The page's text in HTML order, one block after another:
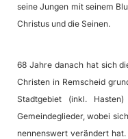
seine Jungen mit seinem
Christus und die Seinen.
68 Jahre danach hat sich
Christen in Remscheid
Stadtgebiet (inkl.
Gemeindeglieder, wobei
nennenswert verändert